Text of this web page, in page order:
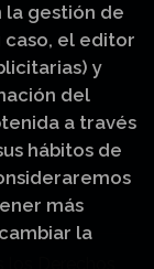
los Derechos
la gestión de
caso, el editor
y
del
a través
hábitos de
más
la